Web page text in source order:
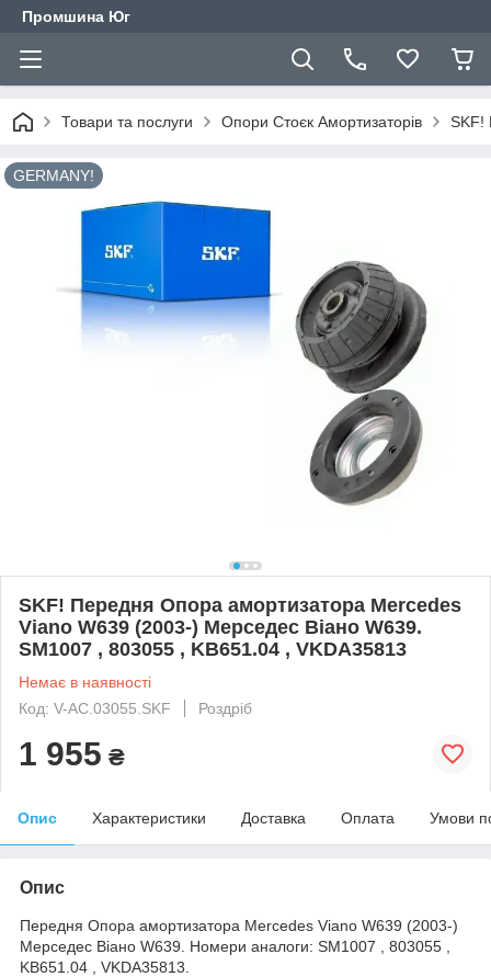
Промшина Юг
Товари та послуги Опори Стоєк Амортизаторів SKF!
GERMANY!
SKF! Передня Опора амортизатора Mercedes
Viano W639 (2003-) Мерседес Віано W639.
SM1007 , 803055 , KB651.04 , VKDA35813
Немає в наявності
Код: V-AC.03055.SKF
Роздріб
1 955 ₴
Опис Характеристики Доставка Оплата Умови
Опис
Передня Опора амортизатора Mercedes Viano W639 (2003-)
Мерседес Віано W639. Номери аналоги: SM1007 , 803055 ,
KB651.04 , VKDA35813.